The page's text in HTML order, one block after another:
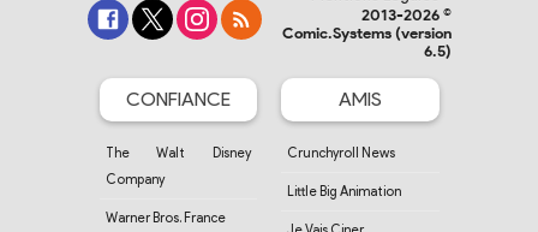
2013-2026 ©
Comic.Systems (version
6.5)
CONFIANCE
The Walt Disney
Company
Warner Bros. France
AMIS
Crunchyroll News
Little Big Animation